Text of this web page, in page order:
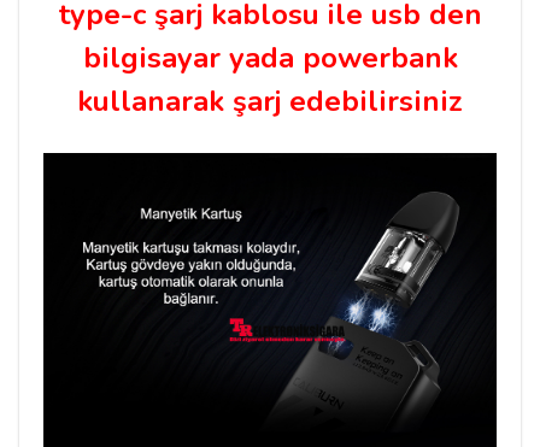
type-c şarj kablosu ile usb den
bilgisayar yada powerbank
kullanarak şarj edebilirsiniz